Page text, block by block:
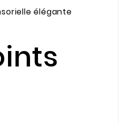
élégante